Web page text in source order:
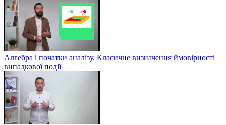
Алгебра і початки аналізу. Класичне визначення ймовірності
випадкової події